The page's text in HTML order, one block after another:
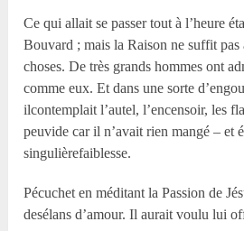
Ce qui allait se passer tout à l’heure
Bouvard ; mais la Raison ne suffit pas
choses. De très grands hommes ont
comme eux. Et dans une sorte
ilcontemplait l’autel, l’encensoir, les
peuvide car il n’avait rien mangé – et
singulièrefaiblesse.
Pécuchet en méditant la Passion de
desélans d’amour. Il aurait voulu lui